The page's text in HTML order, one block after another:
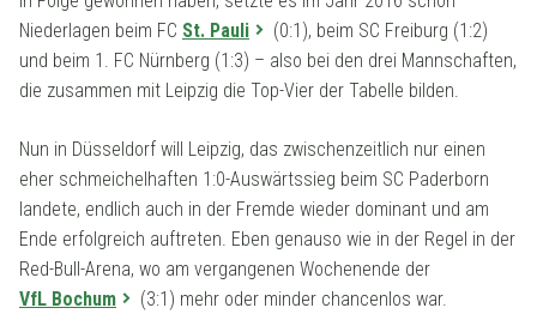
Niederlagen beim FC St. Pauli
(0:1), beim SC Freiburg (1:2)
und beim 1. FC Nürnberg (1:3) – also bei den drei Mannschaften,
die zusammen mit Leipzig die Top-Vier der Tabelle bilden.
Nun in Düsseldorf will Leipzig, das zwischenzeitlich nur einen
eher schmeichelhaften 1:0-Auswärtssieg beim SC Paderborn
landete, endlich auch in der Fremde wieder dominant und am
Ende erfolgreich auftreten. Eben genauso wie in der Regel in der
Red-Bull-Arena, wo am vergangenen Wochenende der
VfL Bochum
(3:1) mehr oder minder chancenlos war.